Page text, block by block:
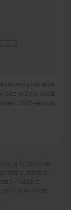
recepta lub
bez wizyty osobiście.
SMS-em lub e-
się przy szerokim
lekarz pediatra,
— każdy z
w trakcie